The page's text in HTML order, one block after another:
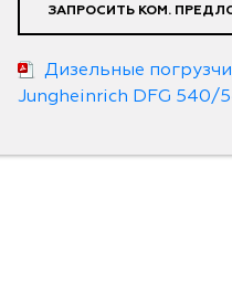
ЗАПРОСИТЬ КОМ.
Дизельные
Jungheinrich DFG 540/